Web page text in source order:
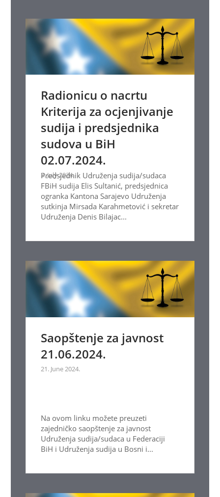
Radionicu o nacrtu
Kriterija za ocjenjivanje
sudija i predsjednika
sudova u BiH
02.07.2024.
3. July 2024.
Predsjednik Udruženja sudija/sudaca
FBiH sudija Elis Sultanić, predsjednica
ogranka Kantona Sarajevo Udruženja
sutkinja Mirsada Karahmetović i sekretar
Udruženja Denis Bilajac...
Saopštenje za javnost
21.06.2024.
21. June 2024.
Na ovom linku možete preuzeti
zajedničko saopštenje za javnost
Udruženja sudija/sudaca u Federaciji
BiH i Udruženja sudija u Bosni i...